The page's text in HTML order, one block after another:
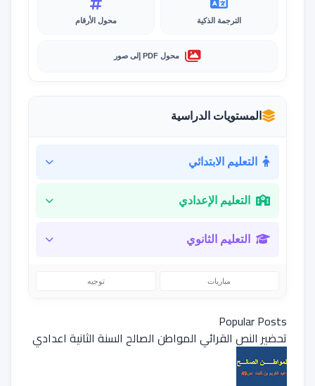
الترجمة الذكية محول الأرقام
محول PDF إلى صور
المستويات الدراسية
التعليم الابتدائي
التعليم الإعدادي
التعليم الثانوي
مباريات توجيه
Popular Posts
تحضير النص القرائي المواطن الصالح السنة الثانية اعدادي